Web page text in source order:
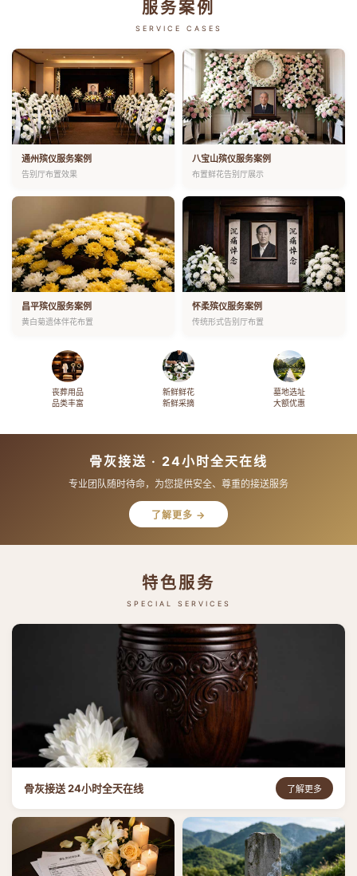
服务案例
SERVICE CASES
通州殡仪服务案例
告别厅布置效果
八宝山殡仪服务案例
布置鲜花告别厅展示
昌平殡仪服务案例
黄白菊遗体伴花布置
怀柔殡仪服务案例
传统形式告别厅布置
丧葬用品
品类丰富
新鲜鲜花
新鲜采摘
墓地选址
大额优惠
骨灰接送 · 24小时全天在线
专业团队随时待命，为您提供安全、尊重的接送服务
了解更多 →
特色服务
SPECIAL SERVICES
骨灰接送 24小时全天在线 了解更多